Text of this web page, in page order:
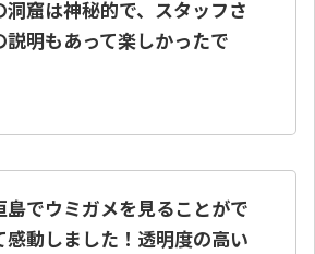
洞窟は神秘的で、スタッフさ
説明もあって楽しかったで
島でウミガメを見ることがで
感動しました！透明度の高い